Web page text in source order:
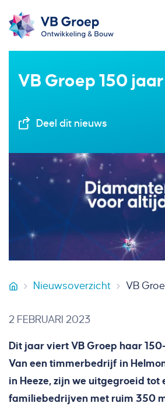
VB Groep 150 jaar
Deel dit nieuws
VB Groep
Nieuwsoverzicht
2 FEBRUARI 2023
Dit jaar viert VB Groep haar
Van een timmerbedrijf in
in Heeze, zijn we uitgegroeid tot
familiebedrijven met ruim 350